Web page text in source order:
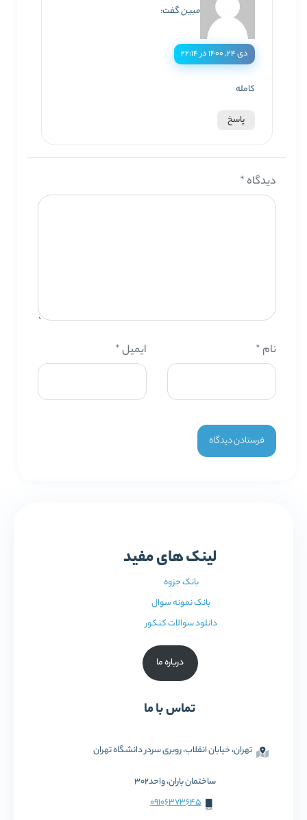
مبینگفت:
دی ۲۴, ۱۴۰۰ در ۲۲:۱۴
کامله
پاسخ
دیدگاه *
نام * ایمیل*
لینک های مفید
بانک جزوه
بانک نمونه سوال
دانلود سوالات کنکور
درباره ما
تماس با ما
تهران، خیابان انقلاب، روبری سردر دانشگاه تهران
ساختمان باران، واحد302
09106373645